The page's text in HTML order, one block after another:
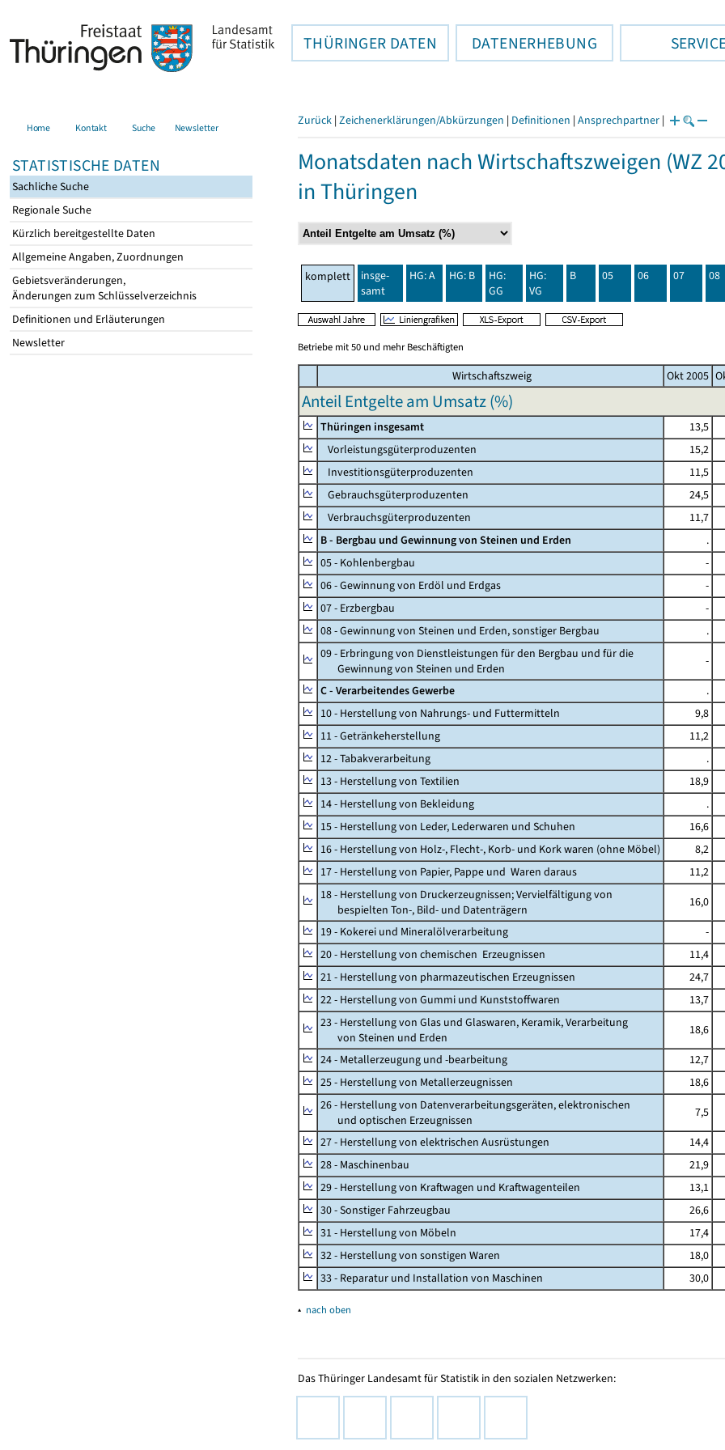
THÜRINGER DATEN DATENERHEBUNG
Home Kontakt Suche Newsletter
STATISTISCHE DATEN
Sachliche Suche
Regionale Suche
Kürzlich bereitgestellte Daten
Allgemeine Angaben, Zuordnungen
Gebietsveränderungen,
Änderungen zum Schlüsselverzeichnis
Definitionen und Erläuterungen
Newsletter
Zurück | Zeichenerklärungen/Abkürzungen | Definitionen | Ansprechpartner |
Monatsdaten nach Wirtschaftszweigen (WZ
in Thüringen
komplett
insge-
samt
HG: A HG: B
HG:
GG
HG:
VG
B 05 06 07 08
Betriebe mit 50 und mehr Beschäftigten
Wirtschaftszweig Okt 2005
Anteil Entgelte am Umsatz (%)
Thüringen insgesamt 13,5
Vorleistungsgüterproduzenten
15,2
Investitionsgüterproduzenten
11,5
Gebrauchsgüterproduzenten
24,5
Verbrauchsgüterproduzenten
11,7
B - Bergbau und Gewinnung von Steinen und Erden
.
05 - Kohlenbergbau
-
06 - Gewinnung von Erdöl und Erdgas
-
07 - Erzbergbau
-
08 - Gewinnung von Steinen und Erden, sonstiger Bergbau
.
09 - Erbringung von Dienstleistungen für den Bergbau und für die
Gewinnung von Steinen und Erden
-
C - Verarbeitendes Gewerbe
.
10 - Herstellung von Nahrungs- und Futtermitteln
9,8
11 - Getränkeherstellung
11,2
12 - Tabakverarbeitung
.
13 - Herstellung von Textilien
18,9
14 - Herstellung von Bekleidung
.
15 - Herstellung von Leder, Lederwaren und Schuhen
16,6
16 - Herstellung von Holz-, Flecht-, Korb- und Kork waren (ohne Möbel)
8,2
17 - Herstellung von Papier, Pappe und Waren daraus
11,2
18 - Herstellung von Druckerzeugnissen; Vervielfältigung von
bespielten Ton-, Bild- und Datenträgern
16,0
19 - Kokerei und Mineralölverarbeitung
-
20 - Herstellung von chemischen Erzeugnissen
11,4
21 - Herstellung von pharmazeutischen Erzeugnissen
24,7
22 - Herstellung von Gummi und Kunststoffwaren
13,7
23 - Herstellung von Glas und Glaswaren, Keramik, Verarbeitung
von Steinen und Erden
18,6
24 - Metallerzeugung und -bearbeitung
12,7
25 - Herstellung von Metallerzeugnissen
18,6
26 - Herstellung von Datenverarbeitungsgeräten, elektronischen
und optischen Erzeugnissen
7,5
27 - Herstellung von elektrischen Ausrüstungen
14,4
28 - Maschinenbau
21,9
29 - Herstellung von Kraftwagen und Kraftwagenteilen
13,1
30 - Sonstiger Fahrzeugbau
26,6
31 - Herstellung von Möbeln
17,4
32 - Herstellung von sonstigen Waren
18,0
33 - Reparatur und Installation von Maschinen
30,0
▴ nach oben
Das Thüringer Landesamt für Statistik in den sozialen Netzwerken: